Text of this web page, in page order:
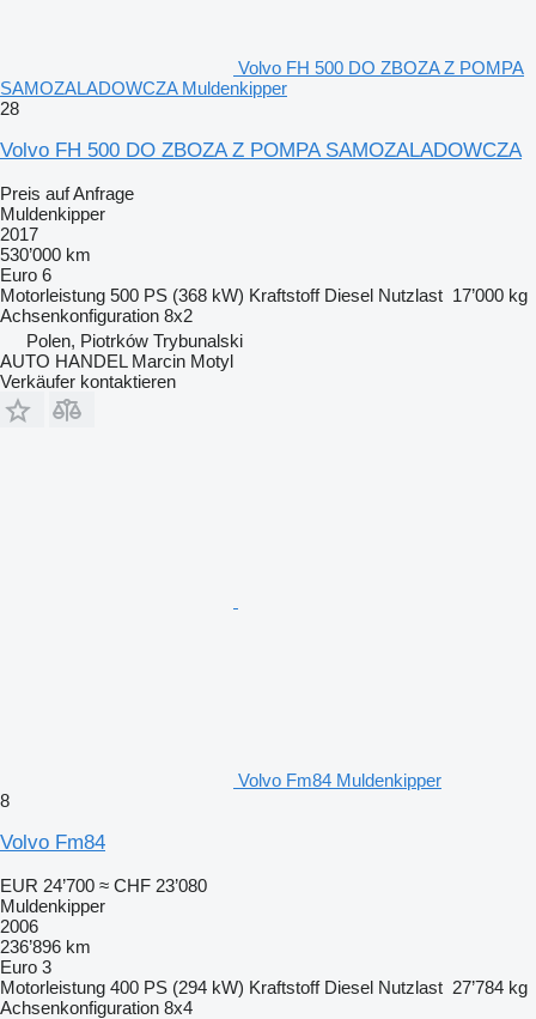
Volvo FH 500 DO ZBOZA Z POMPA
SAMOZALADOWCZA Muldenkipper
28
Volvo FH 500 DO ZBOZA Z POMPA SAMOZALADOWCZA
Preis auf Anfrage
Muldenkipper
2017
530’000 km
Euro 6
Motorleistung 500 PS (368 kW) Kraftstoff Diesel Nutzlast 17’000 kg
Achsenkonfiguration 8x2
Polen, Piotrków Trybunalski
AUTO HANDEL Marcin Motyl
Verkäufer kontaktieren
Volvo Fm84 Muldenkipper
8
Volvo Fm84
EUR 24’700 ≈ CHF 23’080
Muldenkipper
2006
236’896 km
Euro 3
Motorleistung 400 PS (294 kW) Kraftstoff Diesel Nutzlast 27’784 kg
Achsenkonfiguration 8x4